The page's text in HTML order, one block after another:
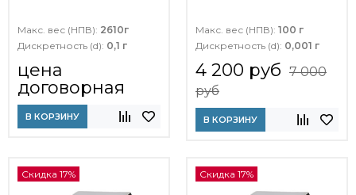
Макс. вес (НПВ): 2610г
Дискретность (d): 0,1 г
цена
договорная
В КОРЗИНУ
Макс. вес (НПВ): 100 г
Дискретность (d): 0,001 г
4 200 руб 7 000
руб
В КОРЗИНУ
Скидка 17% Скидка 17%